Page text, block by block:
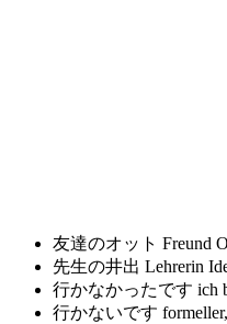
友達のオット Freund
先生の井出 Lehrerin
行かなかったです ich
行かないです formeller,